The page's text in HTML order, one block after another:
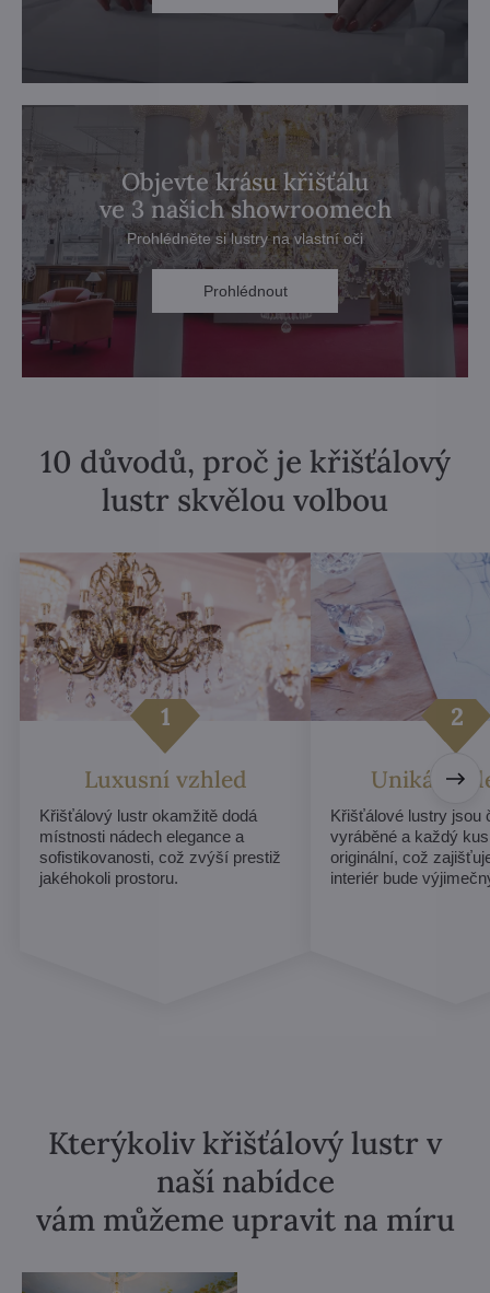
Objevte krásu křišťálu
ve 3 našich showroomech
Prohlédněte si lustry na vlastní oči
Prohlédnout
10 důvodů, proč je křišťálový
lustr skvělou volbou
Luxusní vzhled
Křišťálový lustr okamžitě dodá
místnosti nádech elegance a
sofistikovanosti, což zvýší prestiž
jakéhokoli prostoru.
Unikátní
Křišťálové lustry jsou
vyráběné a každý
originální, což
interiér bude
Kterýkoliv křišťálový lustr v
naší nabídce
vám můžeme upravit na míru